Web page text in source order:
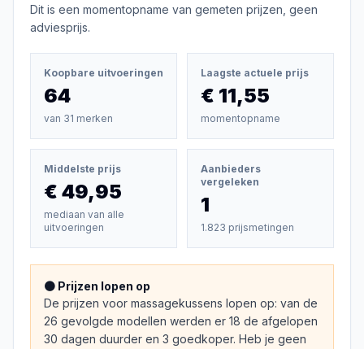
Dit is een momentopname van gemeten prijzen, geen
adviesprijs.
Koopbare uitvoeringen
64
van 31 merken
Laagste actuele prijs
€ 11,55
momentopname
Middelste prijs
€ 49,95
mediaan van alle
uitvoeringen
Aanbieders
vergeleken
1
1.823 prijsmetingen
🟠 Prijzen lopen op
De prijzen voor massagekussens lopen op: van de
26 gevolgde modellen werden er 18 de afgelopen
30 dagen duurder en 3 goedkoper. Heb je geen